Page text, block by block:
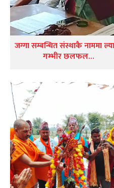
जग्गा सम्बन्धित संस्थाकै नाममा
गम्भीर छलफल…